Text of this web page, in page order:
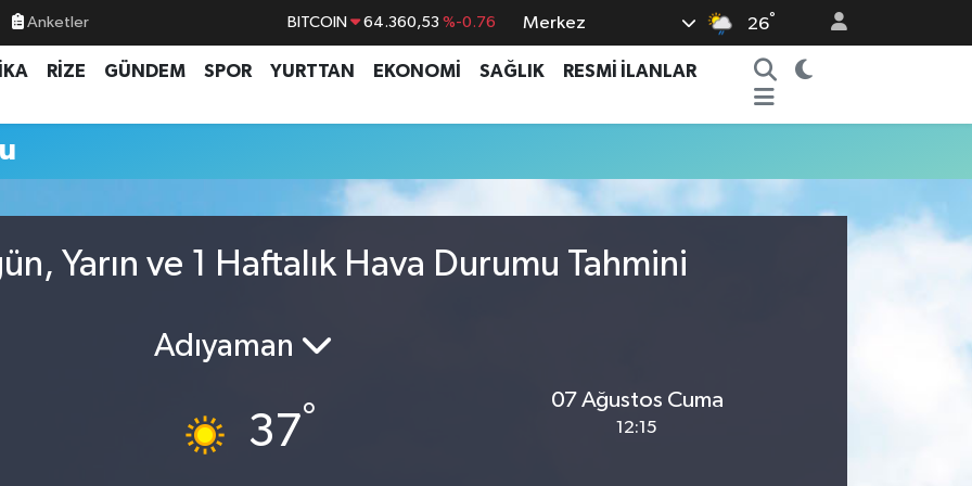
Anketler BITCOIN 64.360,53 %-0.76
DOLAR 47,7069 %0.17
GRAM ALTIN 6574.81 %1.44
BİST100 13.887 %64
Merkez 26°
RİZE GÜNDEM SPOR YURTTAN EKONOMİ SAĞLIK
RESMİ İLANLAR
Yarın ve 1 Haftalık Hava Durumu Tahmini
Adıyaman
37°
07 Ağustos Cuma
12:15